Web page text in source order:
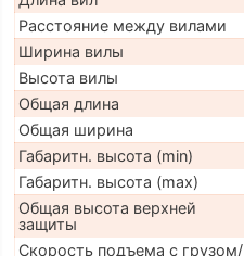
Расстояние между вилами
Ширина вилы
Высота вилы
Общая длина
Общая ширина
Габаритн. высота (min)
Габаритн. высота (max)
Общая высота верхней
защиты
Скорость подъема с грузом/